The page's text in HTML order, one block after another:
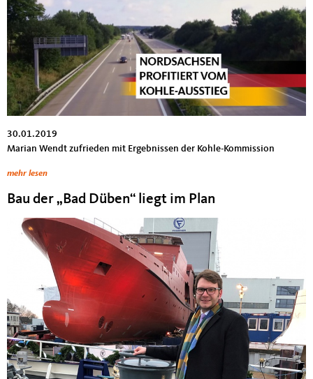
30.01.2019
Marian Wendt zufrieden mit Ergebnissen der Kohle-Kommission
mehr lesen
Bau der „Bad Düben“ liegt im Plan